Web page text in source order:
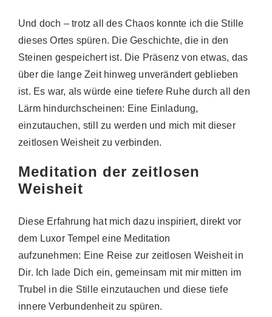
Und doch – trotz all des Chaos konnte ich die Stille
dieses Ortes spüren. Die Geschichte, die in den
Steinen gespeichert ist. Die Präsenz von etwas, das
über die lange Zeit hinweg unverändert geblieben
ist. Es war, als würde eine tiefere Ruhe durch all den
Lärm hindurchscheinen: Eine Einladung,
einzutauchen, still zu werden und mich mit dieser
zeitlosen Weisheit zu verbinden.
Meditation der zeitlosen
Weisheit
Diese Erfahrung hat mich dazu inspiriert, direkt vor
dem Luxor Tempel eine Meditation
aufzunehmen: Eine Reise zur zeitlosen Weisheit in
Dir. Ich lade Dich ein, gemeinsam mit mir mitten im
Trubel in die Stille einzutauchen und diese tiefe
innere Verbundenheit zu spüren.